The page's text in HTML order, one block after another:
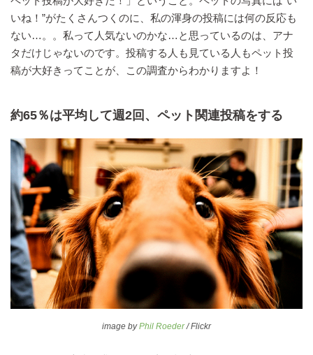
いね！”がたくさんつくのに、私の渾身の投稿には何の反応も
ない…。。私って人気ないのかな…と思っているのは、アナ
タだけじゃないのです。投稿する人も見ている人もペット投
稿が大好きってことが、この調査からわかりますよ！
約65％は平均して週2回、ペット関連投稿をする
image byPhil Roeder/ Flickr